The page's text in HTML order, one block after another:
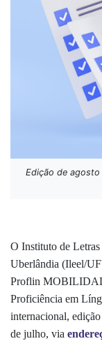
Edição de agosto
O Instituto de
Uberlândia (Ileel/
Proflin
Proficiência em
internacional,
de julho, via